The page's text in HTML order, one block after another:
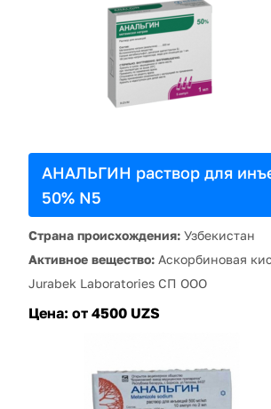
АНАЛЬГИН раствор для
50% N5
Страна происхождения: Узбекистан
Активное вещество: Аскорбиновая
Jurabek Laboratories СП ООО
Цена: от 4500 UZS